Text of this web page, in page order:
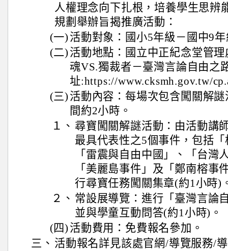
人權理念向下扎根，培養學生思辨
規劃舉辦旨揭推廣活動：
(一) 活動對象：國小5年級－國中9
(二) 活動地點：國立中正紀念堂管
魂VS.獨裁者－臺灣言論自由之
址:https://www.cksmh.gov.tw/
(三) 活動內容：每場次包含闖關解
間約2小時。
１、 尋寶闖關解謎活動：由活動講
最具代表性之5個事件，包括
「雷震與自由中國」、「台灣
「美麗島事件」及「鄭南榕事
行尋寶任務闖關集章(約1小時)
２、 常設展導覽：進行「臺灣言論
並與學童互動問答(約1小時)。
(四) 活動費用：免費報名參加。
三、 活動報名詳見該處官網/導覽服務/